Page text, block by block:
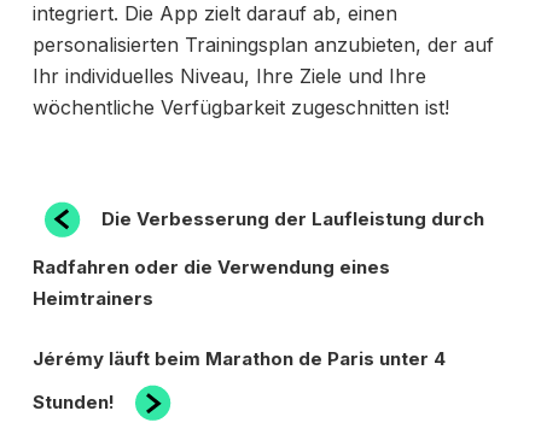
integriert. Die App zielt darauf ab, einen
personalisierten Trainingsplan anzubieten, der auf
Ihr individuelles Niveau, Ihre Ziele und Ihre
wöchentliche Verfügbarkeit zugeschnitten ist!
BEITRAGSNAVIGATION
Vorheriger
Beitrag
Die Verbesserung der Laufleistung durch
Radfahren oder die Verwendung eines
Heimtrainers
Nächster
Beitrag
Jérémy läuft beim Marathon de Paris unter 4
Stunden!